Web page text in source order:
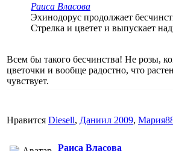
Раиса Власова
Эхинодорус продолжает
Стрелка и цветет и выпускает
Всем бы такого бесчинства! Не розы,
цветочки и вообще радостно, что
чувствует.
Нравится Diesell, Даниил 2009,
Раиса Власова